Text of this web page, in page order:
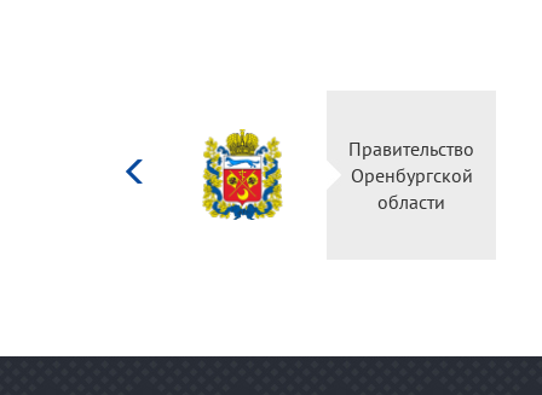
Министерство
культуры
Российской
федерации